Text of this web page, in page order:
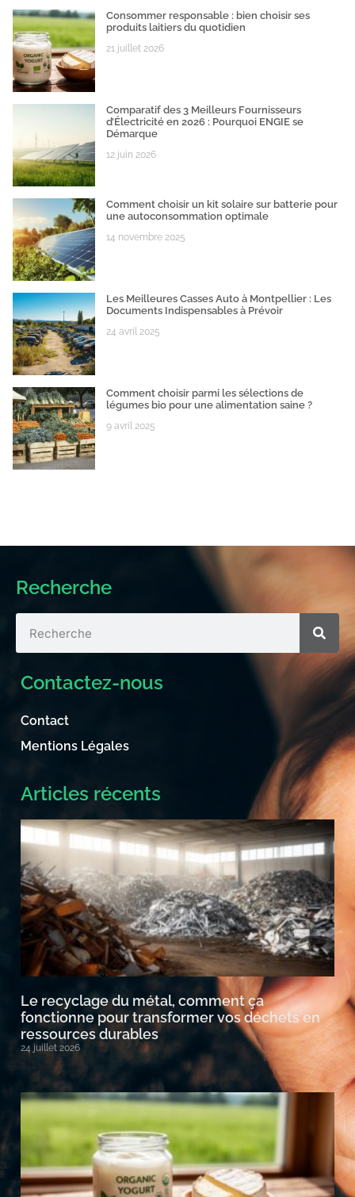
Consommer responsable : bien choisir ses
produits laitiers du quotidien
21 juillet 2026
Comparatif des 3 Meilleurs Fournisseurs
d’Électricité en 2026 : Pourquoi ENGIE se
Démarque
12 juin 2026
Comment choisir un kit solaire sur batterie pour
une autoconsommation optimale
14 novembre 2025
Les Meilleures Casses Auto à Montpellier : Les
Documents Indispensables à Prévoir
24 avril 2025
Comment choisir parmi les sélections de
légumes bio pour une alimentation saine ?
9 avril 2025
Recherche
Contactez-nous
Contact
Mentions Légales
Articles récents
Le recyclage du métal, comment ça
fonctionne pour transformer vos déchets en
ressources durables
24 juillet 2026